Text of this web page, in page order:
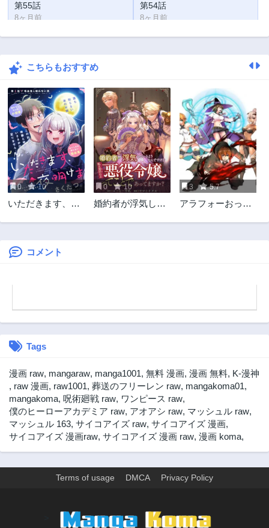
第55話
8ヶ月前
第54話
8ヶ月前
第53話 第52話
第51話
第49話
8ヶ月前
第48話
8ヶ月前
第47話
8ヶ月前
第46話
8ヶ月前
第45話
8ヶ月前
第44話
8ヶ月前
第43話
8ヶ月前
第42話
8ヶ月前
第41話 第40話
第39話
第33話
第31話
8ヶ月前
第30話
8ヶ月前
第29話
8ヶ月前
第28話
8ヶ月前
第27話 第26話
第24話
8ヶ月前
こちらもおすすめ
0 10
いただきます、夜
ない吸血鬼～
0 10
婚約者が浮気して
悪役令嬢ってこと
3 5.7
アラフォーおっさ
コメント
Tags
漫画 raw, mangaraw, manga1001, 無料 漫画, 漫画 無料, K-漫神
, raw 漫画, raw1001, 葬送のフリーレン raw, mangakoma01,
mangakoma, 呪術廻戦 raw, ワンピース raw,
僕のヒーローアカデミア raw, アオアシ raw, マッシュル raw,
マッシュル 163, サイコアイズ raw, サイコアイズ 漫画,
サイコアイズ 漫画raw, サイコアイズ 漫画 raw, 漫画 koma,
Terms of usage DMCA Privacy Policy